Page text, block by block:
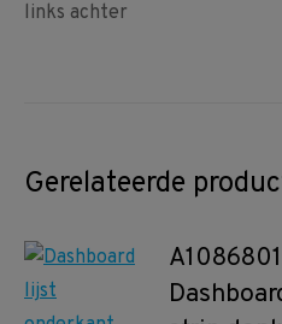
links achter
Gerelateerde